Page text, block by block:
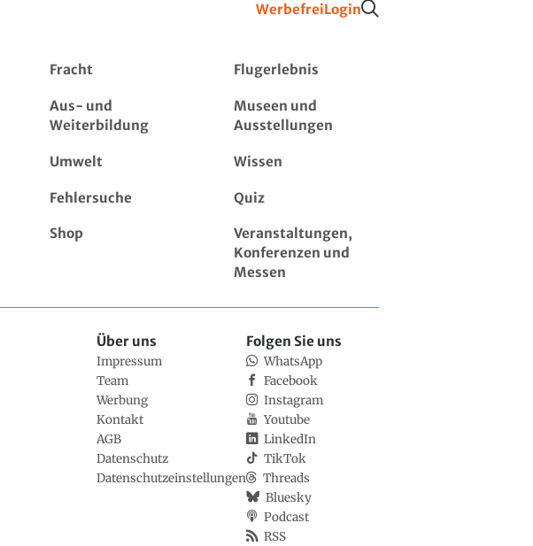
WerbefreiLogin
Fracht Flugerlebnis
Aus- und
Weiterbildung
Museen und
Ausstellungen
Umwelt Wissen
Fehlersuche Quiz
Shop
Veranstaltungen,
Konferenzen und
Messen
Über uns
Impressum
Team
Werbung
Kontakt
AGB
Datenschutz
Datenschutzeinstellungen
Folgen Sie uns
WhatsApp
Facebook
Instagram
Youtube
LinkedIn
TikTok
Threads
Bluesky
Podcast
RSS